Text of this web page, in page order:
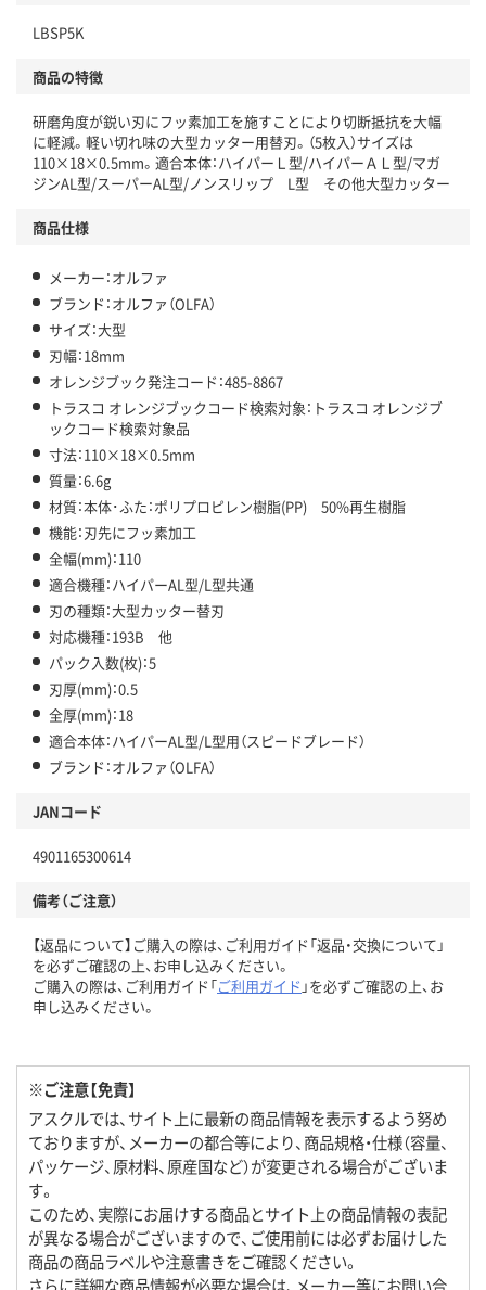
LBSP5K
商品の特徴
研磨角度が鋭い刃にフッ素加工を施すことにより切断抵抗を大幅
に軽減。軽い切れ味の大型カッター用替刃。（5枚入）サイズは
110×18×0.5mm。適合本体：ハイパーＬ型/ハイパーＡＬ型/マガ
ジンAL型/スーパーAL型/ノンスリップ L型 その他大型カッター
商品仕様
メーカー：オルファ
ブランド：オルファ（OLFA）
サイズ：大型
刃幅：18mm
オレンジブック発注コード：485-8867
トラスコ オレンジブックコード検索対象：トラスコ オレンジブ
ックコード検索対象品
寸法：110×18×0.5mm
質量：6.6g
材質：本体･ふた：ポリプロピレン樹脂(PP) 50%再生樹脂
機能：刃先にフッ素加工
全幅(mm)：110
適合機種：ハイパーAL型/L型共通
刃の種類：大型カッター替刃
対応機種：193B 他
パック入数(枚)：5
刃厚(mm)：0.5
全厚(mm)：18
適合本体：ハイパーAL型/L型用（スピードブレード）
ブランド：オルファ（OLFA）
JANコード
4901165300614
備考（ご注意）
【返品について】ご購入の際は、ご利用ガイド「返品・交換について」
を必ずご確認の上、お申し込みください。
ご購入の際は、ご利用ガイド「ご利用ガイド 」を必ずご確認の上、お
申し込みください。
※ご注意【免責】
アスクルでは、サイト上に最新の商品情報を表示するよう努め
ておりますが、メーカーの都合等により、商品規格・仕様（容量、
パッケージ、原材料、原産国など）が変更される場合がございま
す。
このため、実際にお届けする商品とサイト上の商品情報の表記
が異なる場合がございますので、ご使用前には必ずお届けした
商品の商品ラベルや注意書きをご確認ください。
さらに詳細な商品情報が必要な場合は、メーカー等にお問い合